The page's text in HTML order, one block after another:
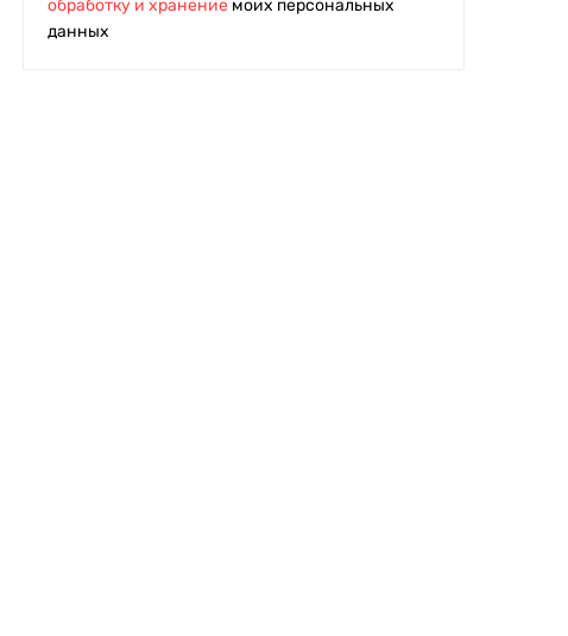
обработку и хранение моих персональных
данных